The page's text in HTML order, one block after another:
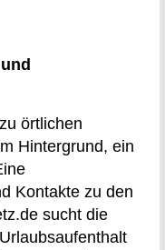
örtlichen
Hintergrund, ein
Kontakte zu den
sucht die